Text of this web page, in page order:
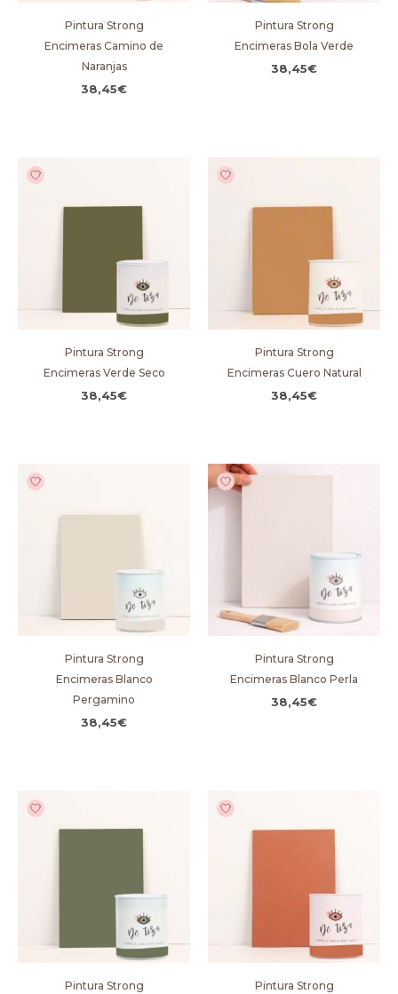
Pintura Strong
Encimeras Camino de
Naranjas
38,45€
Pintura Strong
Encimeras Bola Verde
38,45€
Pintura Strong
Encimeras Verde Seco
38,45€
Pintura Strong
Encimeras Cuero Natural
38,45€
Pintura Strong
Encimeras Blanco
Pergamino
38,45€
Pintura Strong
Encimeras Blanco Perla
38,45€
Pintura Strong
Pintura Strong